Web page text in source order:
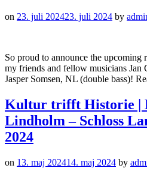
on 23. juli 202423. juli 2024 by
So proud to announce the upcoming
my friends and fellow musicians
Jasper Somsen, NL (double bass)!
Kultur trifft Historie |
Lindholm – Schloss
2024
on 13. maj 202414. maj 2024 by